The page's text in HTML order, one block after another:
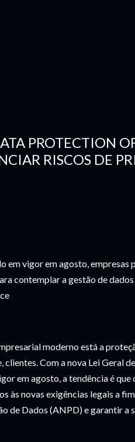
PROTECTION
RISCOS DE
em vigor em agosto, empresas
contemplar a gestão de
moderno está a
Com a nova Lei Geral
em agosto, a tendência é que
às novas exigências legais a
de Dados (ANPD) e garantir a